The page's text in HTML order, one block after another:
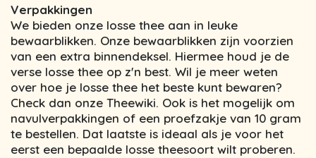
Verpakkingen
We bieden onze losse thee aan in leuke
bewaarblikken. Onze bewaarblikken zijn voorzien
van een extra binnendeksel. Hiermee houd je de
verse losse thee op z'n best. Wil je meer weten
over hoe je losse thee het beste kunt bewaren?
Check dan onze Theewiki. Ook is het mogelijk om
navulverpakkingen of een proefzakje van 10 gram
te bestellen. Dat laatste is ideaal als je voor het
eerst een bepaalde losse theesoort wilt proberen.